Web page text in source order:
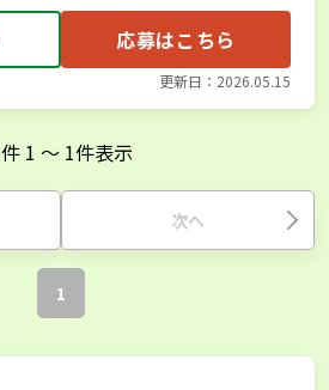
応募はこちら
更新日：2026.05.15
件 1 〜 1件表示
次へ
1